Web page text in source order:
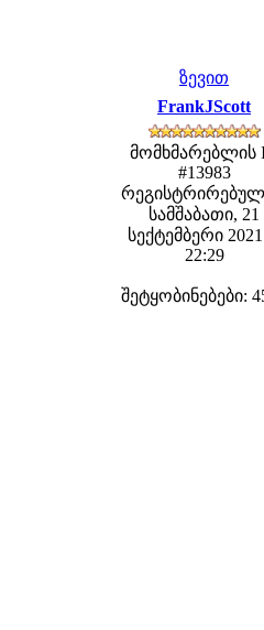
ზევით
FrankJScott
მომხმარებლის
#13983
სამშაბათი, 21
სექტემბერი
22:29
შეტყობინებები: